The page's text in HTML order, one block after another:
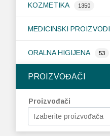
KOZMETIKA 1350
MEDICINSKI PROIZVODI
ORALNA HIGIJENA 53
PROIZVOĐAČI
Proizvođači